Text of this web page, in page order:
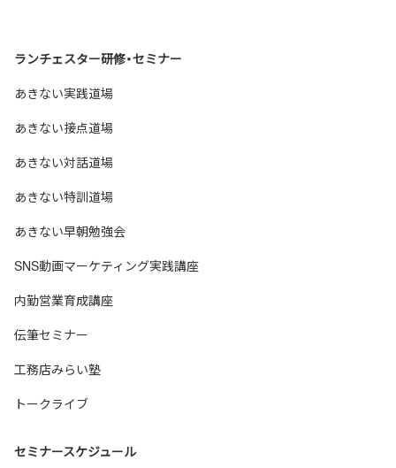
ランチェスター研修・セミナー
あきない実践道場
あきない接点道場
あきない対話道場
あきない特訓道場
あきない早朝勉強会
SNS動画マーケティング実践講座
内勤営業育成講座
伝筆セミナー
工務店みらい塾
トークライブ
セミナースケジュール